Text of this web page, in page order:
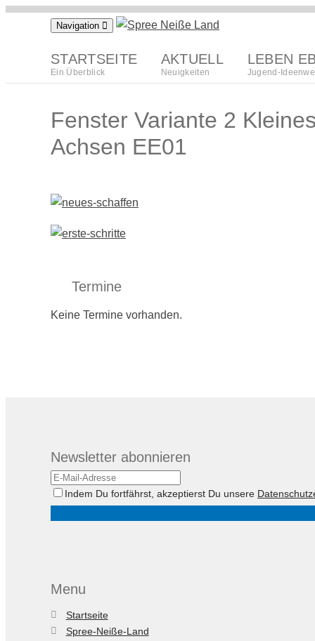
Navigation
STARTSEITE
Ein Überblick
AKTUELL
Neuigkeiten
LEBEN
Jugend-
Fenster Variante 2
Achsen EE01
Termine
Keine Termine vorhanden.
Newsletter abonnieren
Indem Du fortfährst, akzeptierst Du unsere
Menu
Startseite
Spree-Neiße-Land